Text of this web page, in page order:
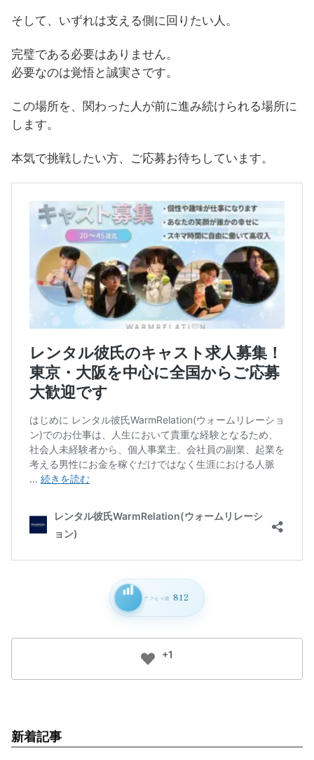
そして、いずれは支える側に回りたい人。
完璧である必要はありません。
必要なのは覚悟と誠実さです。
この場所を、関わった人が前に進み続けられる場所に
します。
本気で挑戦したい方、ご応募お待ちしています。
アクセス数 812
+1
新着記事